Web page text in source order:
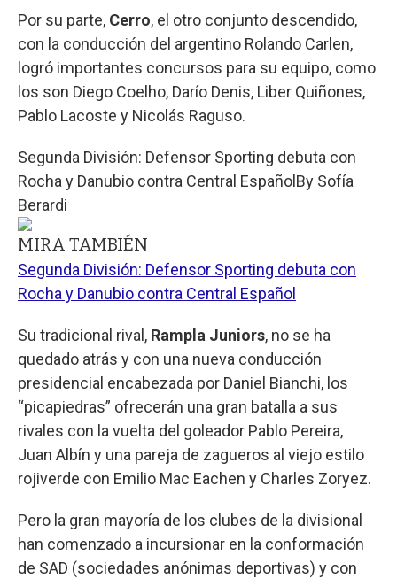
Por su parte, Cerro, el otro conjunto descendido,
con la conducción del argentino Rolando Carlen,
logró importantes concursos para su equipo, como
los son Diego Coelho, Darío Denis, Liber Quiñones,
Pablo Lacoste y Nicolás Raguso.
Segunda División: Defensor Sporting debuta con
Rocha y Danubio contra Central Español By Sofía
Berardi
MIRA TAMBIÉN
Segunda División: Defensor Sporting debuta con
Rocha y Danubio contra Central Español
Su tradicional rival, Rampla Juniors, no se ha
quedado atrás y con una nueva conducción
presidencial encabezada por Daniel Bianchi, los
“picapiedras” ofrecerán una gran batalla a sus
rivales con la vuelta del goleador Pablo Pereira,
Juan Albín y una pareja de zagueros al viejo estilo
rojiverde con Emilio Mac Eachen y Charles Zoryez.
Pero la gran mayoría de los clubes de la divisional
han comenzado a incursionar en la conformación
de SAD (sociedades anónimas deportivas) y con